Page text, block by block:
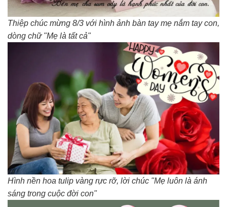
Thiệp chúc mừng 8/3 với hình ảnh bàn tay mẹ nắm tay con,
dòng chữ "Mẹ là tất cả"
Hình nền hoa tulip vàng rực rỡ, lời chúc "Mẹ luôn là ánh
sáng trong cuộc đời con"